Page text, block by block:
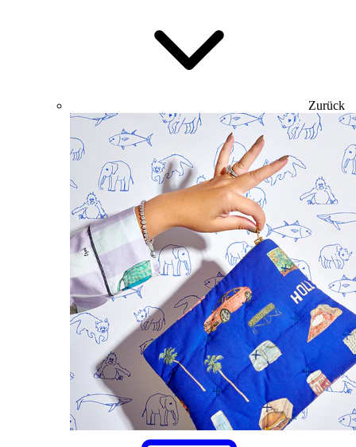
Zurück